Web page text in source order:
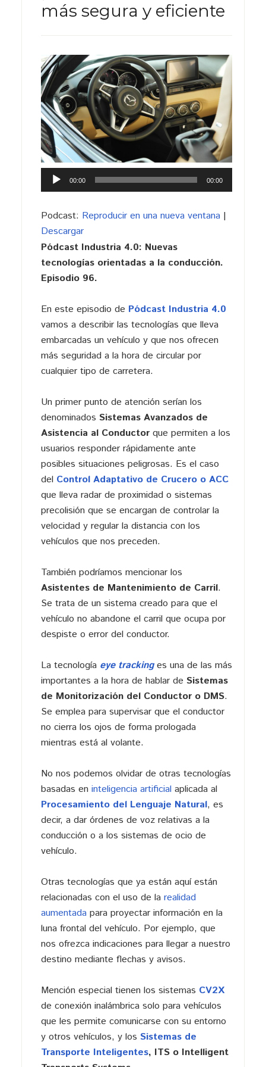
más segura y eficiente
Reproductor
de
00:00 00:00
Podcast: Reproducir en una nueva ventana|
Descargar
Pódcast Industria 4.0: Nuevas
tecnologías orientadas a la conducción.
Episodio 96.
En este episodio de Pódcast Industria 4.0
vamos a describir las tecnologías que lleva
embarcadas un vehículo y que nos ofrecen
más seguridad a la hora de circular por
cualquier tipo de carretera.
Un primer punto de atención serían los
denominados Sistemas Avanzados de
Asistencia al Conductorque permiten a los
usuarios responder rápidamente ante
posibles situaciones peligrosas. Es el caso
del Control Adaptativo de Crucero o ACC
que lleva radar de proximidad o sistemas
precolisión que se encargan de controlar la
velocidad y regular la distancia con los
vehículos que nos preceden.
También podríamos mencionar los
Asistentes de Mantenimiento de Carril.
Se trata de un sistema creado para que el
vehículo no abandone el carril que ocupa por
despiste o error del conductor.
La tecnología eye trackinges una de las más
importantes a la hora de hablar de Sistemas
de Monitorización del Conductor o DMS.
Se emplea para supervisar que el conductor
no cierra los ojos de forma prologada
mientras está al volante.
No nos podemos olvidar de otras tecnologías
basadas en inteligencia artificialaplicada al
Procesamiento del Lenguaje Natural, es
decir, a dar órdenes de voz relativas a la
conducción o a los sistemas de ocio de
vehículo.
Otras tecnologías que ya están aquí están
relacionadas con el uso de larealidad
aumentadapara proyectar información en la
luna frontal del vehículo. Por ejemplo, que
nos ofrezca indicaciones para llegar a nuestro
destino mediante flechas y avisos.
Mención especial tienen los sistemas CV2X
de conexión inalámbrica solo para vehículos
que les permite comunicarse con su entorno
y otros vehículos, y los Sistemas de
Transporte Inteligentes, ITS o Intelligent